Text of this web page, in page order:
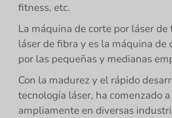
fitness, etc.
La máquina de corte por láser
láser de fibra y es la máquina de
por las pequeñas y medianas
Con la madurez y el rápido
tecnología láser, ha comenzado
ampliamente en diversas